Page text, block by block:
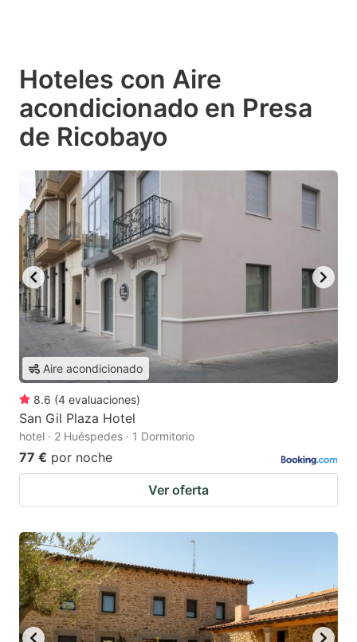
Hoteles con Aire
acondicionado en Presa
de Ricobayo
Aire acondicionado
8.6 (4 evaluaciones)
San Gil Plaza Hotel
hotel · 2 Huéspedes · 1 Dormitorio
77 € por noche
Ver oferta